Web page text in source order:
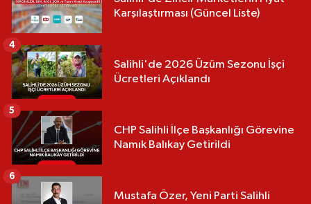
Karşılaştırması (Güncel Liste)
Salihli'de 2026 Üzüm Sezonu İşçi
Ücretleri Açıklandı
4
CHP Salihli İlçe Başkanlığı Görevine
Namık Balıkay Getirildi
5
Mustafa Özer, Yeni Parti Salihli
6